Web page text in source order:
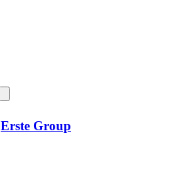
Erste Group